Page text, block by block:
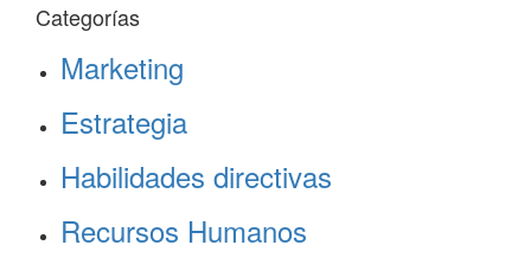
Categorías
Marketing
Estrategia
Habilidades directivas
Recursos Humanos